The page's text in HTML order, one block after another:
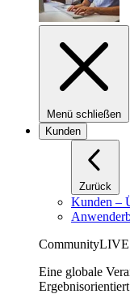
Menü schließen
Kunden
Zurück
Kunden –
Eine globale